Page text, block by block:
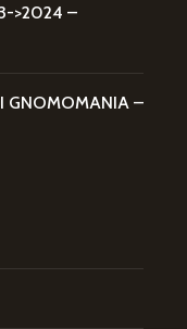
>2024 –
GNOMOMANIA –